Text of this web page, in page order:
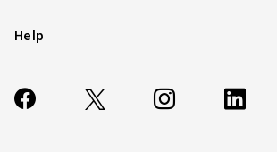
Help
Contact
FAQ
Socials
https://www.facebook.com/AZAlkmaar
X Instagram LinkedIn